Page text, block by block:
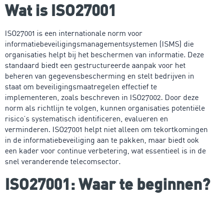
Wat is ISO27001
ISO27001 is een internationale norm voor
informatiebeveiligingsmanagementsystemen (ISMS) die
organisaties helpt bij het beschermen van informatie. Deze
standaard biedt een gestructureerde aanpak voor het
beheren van gegevensbescherming en stelt bedrijven in
staat om beveiligingsmaatregelen effectief te
implementeren, zoals beschreven in ISO27002. Door deze
norm als richtlijn te volgen, kunnen organisaties potentiële
risico’s systematisch identificeren, evalueren en
verminderen. ISO27001 helpt niet alleen om tekortkomingen
in de informatiebeveiliging aan te pakken, maar biedt ook
een kader voor continue verbetering, wat essentieel is in de
snel veranderende telecomsector.
ISO27001: Waar te beginnen?